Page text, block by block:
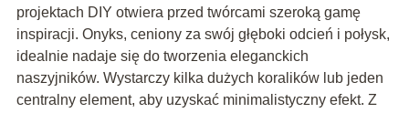
projektach DIY otwiera przed twórcami szeroką gamę
inspiracji. Onyks, ceniony za swój głęboki odcień i połysk,
idealnie nadaje się do tworzenia eleganckich
naszyjników. Wystarczy kilka dużych koralików lub jeden
centralny element, aby uzyskać minimalistyczny efekt. Z